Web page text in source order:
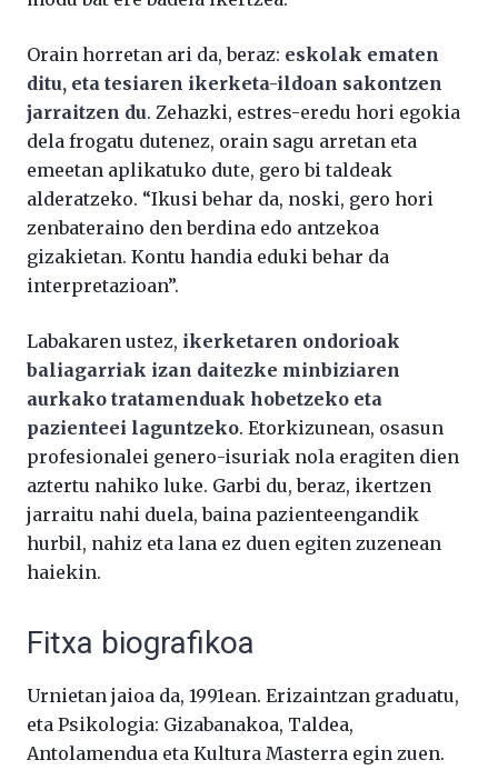
Orain horretan ari da, beraz: eskolak ematen
ditu, eta tesiaren ikerketa-ildoan sakontzen
jarraitzen du. Zehazki, estres-eredu hori egokia
dela frogatu dutenez, orain sagu arretan eta
emeetan aplikatuko dute, gero bi taldeak
alderatzeko. “Ikusi behar da, noski, gero hori
zenbateraino den berdina edo antzekoa
gizakietan. Kontu handia eduki behar da
interpretazioan”.
Labakaren ustez, ikerketaren ondorioak
baliagarriak izan daitezke minbiziaren
aurkako tratamenduak hobetzeko eta
pazienteei laguntzeko. Etorkizunean, osasun
profesionalei genero-isuriak nola eragiten dien
aztertu nahiko luke. Garbi du, beraz, ikertzen
jarraitu nahi duela, baina pazienteengandik
hurbil, nahiz eta lana ez duen egiten zuzenean
haiekin.
Fitxa biografikoa
Urnietan jaioa da, 1991ean. Erizaintzan graduatu,
eta Psikologia: Gizabanakoa, Taldea,
Antolamendua eta Kultura Masterra egin zuen.